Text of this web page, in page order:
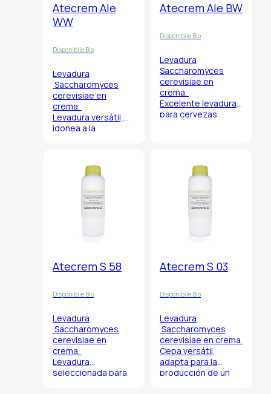
Atecrem Ale
WW
Disponibile Bio
Levadura
Saccharomyces
cerevisiae en
crema.
Levadura versátil,
idonea a la
weinzen, pero se
puede utilizar
tambien para
cervezas a baja
fermentación para
en estilo traditional
Atecrem Ale BW
Disponibile Bio
Levadura
Saccharomyces
cerevisiae en
crema.
Excelente levadura
para cervezas
que permite de
utilizar mostos ricos
en malta.
Atecrem S 58
Disponibile Bio
Levadura
Saccharomyces
cerevisiae en
crema.
Levadura
seleccionada para
Atecrem S 03
Disponibile Bio
Levadura
Saccharomyces
cerevisiae en crema.
Cepa versátil,
adapta para la
producción de un